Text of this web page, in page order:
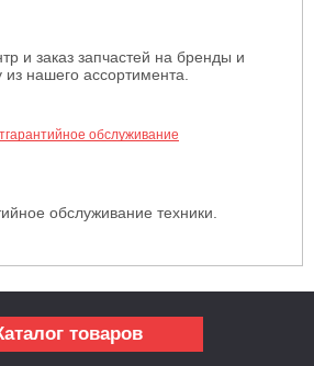
и заказ запчастей на бренды и
из нашего ассортимента.
обслуживание техники.
товаров